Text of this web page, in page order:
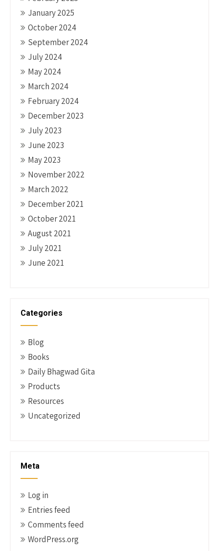
January 2025
October 2024
September 2024
July 2024
May 2024
March 2024
February 2024
December 2023
July 2023
June 2023
May 2023
November 2022
March 2022
December 2021
October 2021
August 2021
July 2021
June 2021
Categories
Blog
Books
Daily Bhagwad Gita
Products
Resources
Uncategorized
Meta
Log in
Entries feed
Comments feed
WordPress.org